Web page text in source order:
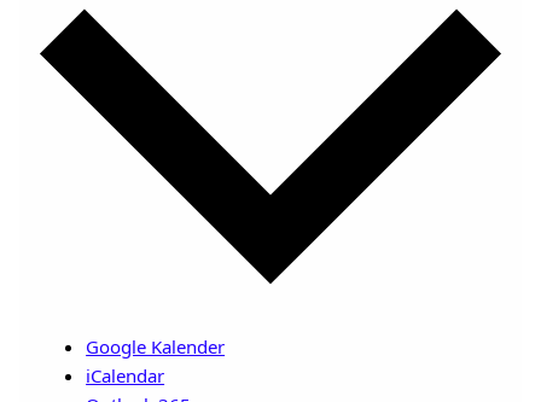
Google Kalender
iCalendar